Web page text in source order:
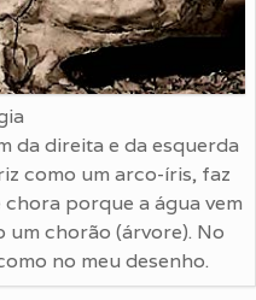
da direita e da esquerda
como um arco-íris, faz
porque a água vem
chorão (árvore). No
no meu desenho.